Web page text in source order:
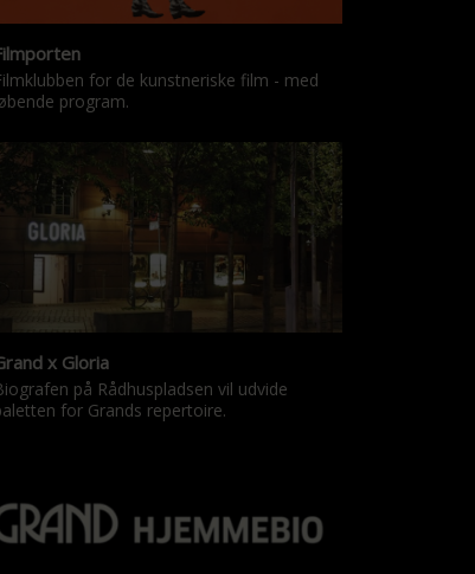
for de kunstneriske film - med
program.
x Gloria
på Rådhuspladsen vil udvide
for Grands repertoire.